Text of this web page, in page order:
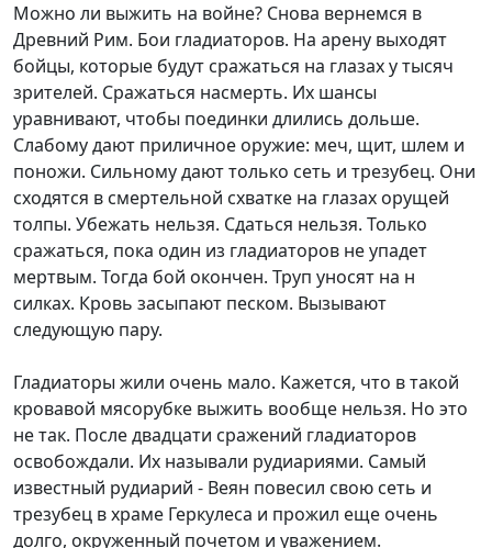
Можно ли выжить на войне? Снова вернемся в
Древний Рим. Бои гладиаторов. На арену выходят
бойцы, которые будут сражаться на глазах у тысяч
зрителей. Сражаться насмерть. Их шансы
уравнивают, чтобы поединки длились дольше.
Слабому дают приличное оружие: меч, щит, шлем и
поножи. Сильному дают только сеть и трезубец. Они
сходятся в смертельной схватке на глазах орущей
толпы. Убежать нельзя. Сдаться нельзя. Только
сражаться, пока один из гладиаторов не упадет
мертвым. Тогда бой окончен. Труп уносят на н
силках. Кровь засыпают песком. Вызывают
следующую пару.
Гладиаторы жили очень мало. Кажется, что в такой
кровавой мясорубке выжить вообще нельзя. Но это
не так. После двадцати сражений гладиаторов
освобождали. Их называли рудиариями. Самый
известный рудиарий - Веян повесил свою сеть и
трезубец в храме Геркулеса и прожил еще очень
долго, окруженный почетом и уважением.